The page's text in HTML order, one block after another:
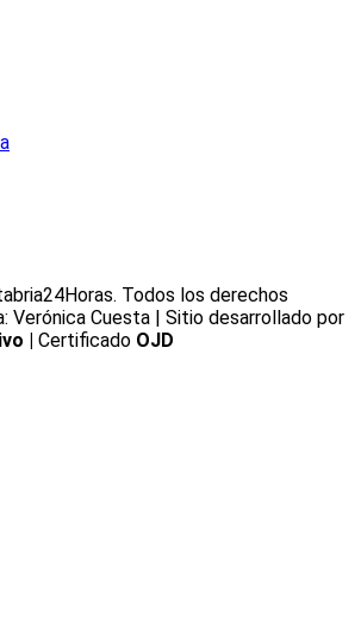
Todos los derechos
Verónica Cuesta | Sitio desarrollado por
| Certificado OJD